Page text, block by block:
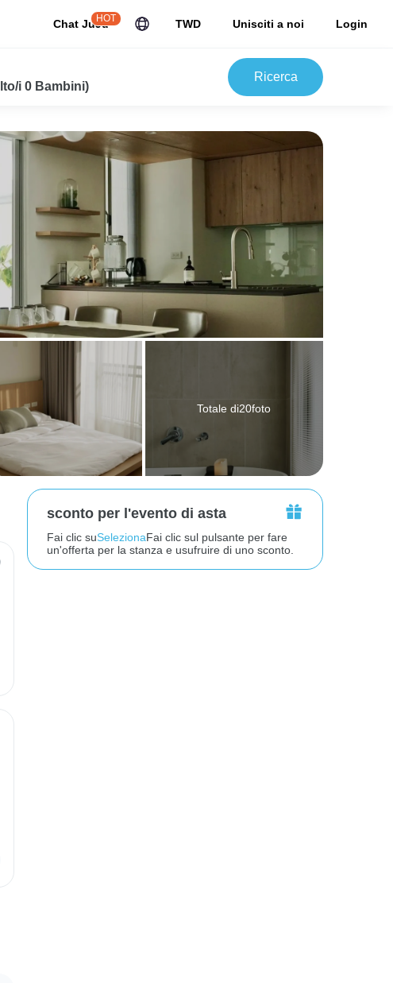
Chat JuJu
HOT TWD Unisciti a noi Login
i 0 Bambini)
Ricerca
Totale di20foto
sconto per l'evento di asta
Fai clic suSelezionaFai clic sul pulsante per fare
un'offerta per la stanza e usufruire di uno sconto.